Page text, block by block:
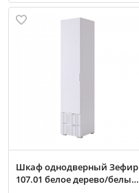
Шкаф однодверный Зефир
107.01 белое дерево/белый